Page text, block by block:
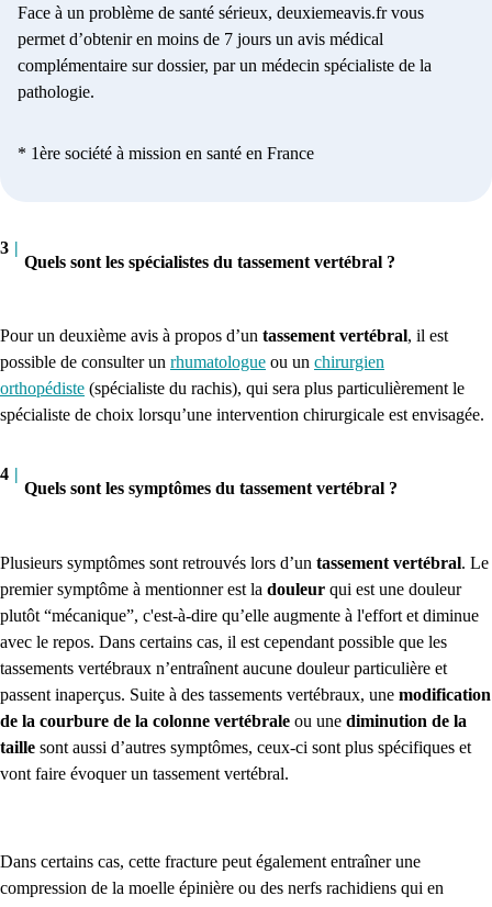
Face à un problème de santé sérieux, deuxiemeavis.fr vous
permet d’obtenir en moins de 7 jours un avis médical
complémentaire sur dossier, par un médecin spécialiste de la
pathologie.
* 1ère société à mission en santé en France
3 |
Quels sont les spécialistes du tassement vertébral ?
Pour un deuxième avis à propos d’un tassement vertébral, il est
possible de consulterun rhumatologue ou un chirurgien
orthopédiste (spécialiste du rachis), qui sera plus particulièrement le
spécialiste de choix lorsqu’une intervention chirurgicale est envisagée.
4 |
Quels sont les symptômes du tassement vertébral ?
Plusieurs symptômes sont retrouvés lors d’un tassement vertébral. Le
premier symptôme à mentionner est la douleur qui est une douleur
plutôt “mécanique”, c'est-à-dire qu’elle augmente à l'effort et diminue
avec le repos. Dans certains cas, il est cependant possible que les
tassements vertébraux n’entraînent aucune douleur particulière et
passent inaperçus. Suite à des tassements vertébraux, une modification
de la courbure de la colonne vertébrale ou une diminution de la
taille sont aussi d’autres symptômes, ceux-ci sont plus spécifiques et
vont faire évoquer un tassement vertébral.
Dans certains cas, cette fracture peut également entraîner une
compression de la moelle épinière ou des nerfs rachidiens qui en